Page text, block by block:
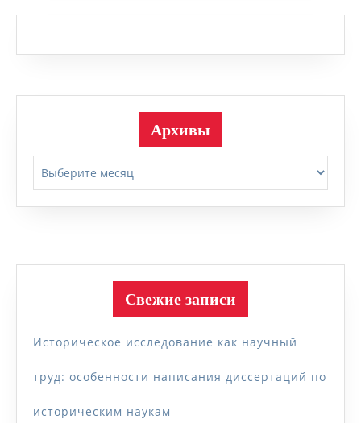
Архивы
Свежие записи
Историческое исследование как научный
труд: особенности написания диссертаций по
историческим наукам